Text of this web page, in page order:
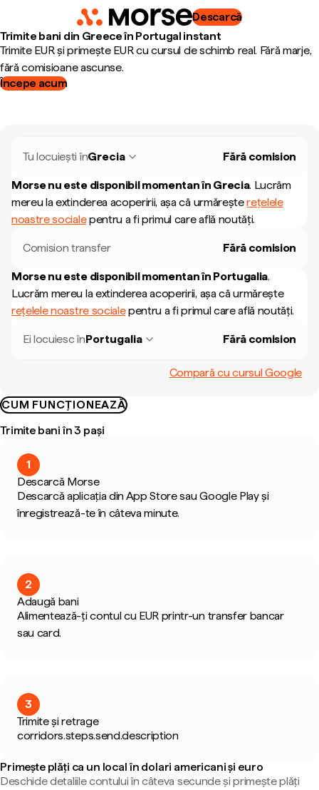
Descarcă
Trimite bani din Greece în Portugal instant
Trimite EUR și primește EUR cu cursul de schimb real. Fără marje,
fără comisioane ascunse.
Începe acum
Tu locuiești înGrecia Fără comision
Morse nu este disponibil momentan în Grecia. Lucrăm
mereu la extinderea acoperirii, așa că urmăreșterețelele
noastre socialepentru a fi primul care află noutăți.
Comision transfer Fără comision
Morse nu este disponibil momentan în Portugalia.
Lucrăm mereu la extinderea acoperirii, așa că urmărește
rețelele noastre socialepentru a fi primul care află noutăți.
Ei locuiesc înPortugalia Fără comision
Compară cu cursul Google
CUM FUNCȚIONEAZĂ
Trimite bani în 3 pași
1
Descarcă Morse
Descarcă aplicația din App Store sau Google Play și
înregistrează-te în câteva minute.
2
Adaugă bani
Alimentează-ți contul cu EUR printr-un transfer bancar
sau card.
3
Trimite și retrage
corridors.steps.send.description
Primește plăți ca un local în dolari americani și euro
Deschide detaliile contului în câteva secunde și primește plăți